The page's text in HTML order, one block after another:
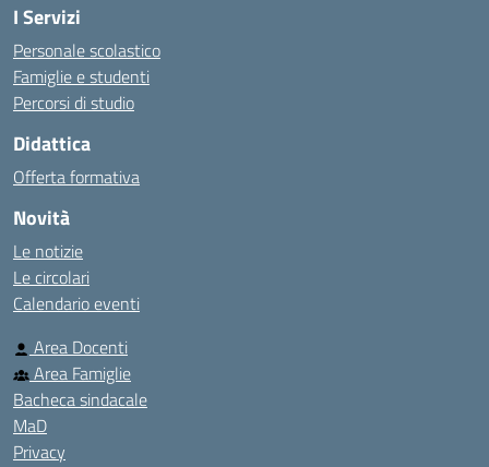
I Servizi
Personale scolastico
Famiglie e studenti
Percorsi di studio
Didattica
Offerta formativa
Novità
Le notizie
Le circolari
Calendario eventi
Area Docenti
Area Famiglie
Bacheca sindacale
MaD
Privacy